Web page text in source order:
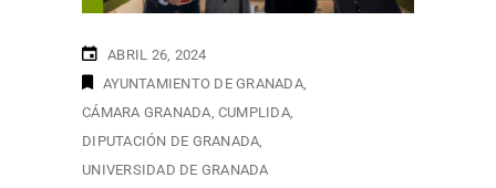
ABRIL 26, 2024
AYUNTAMIENTO DE GRANADA
CÁMARA GRANADA CUMPLIDA
DIPUTACIÓN DE GRANADA
UNIVERSIDAD DE GRANADA